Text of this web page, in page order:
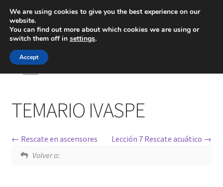
Inicio
Ingeniería
Contacto
TEMARIO IVASPE
Rescate en ascensores
Lección 7 Rescate acuático
Volver a:
We are using cookies to give you the best experience on our
website.
You can find out more about which cookies we are using or
switch them off in settings.
Accept